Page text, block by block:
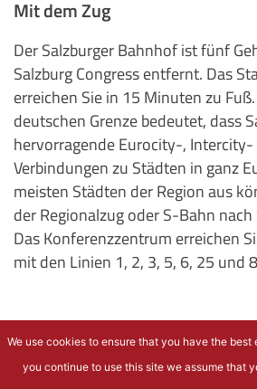
Mit dem Zug
Der Salzburger Bahnhof ist fünf
Salzburg Congress entfernt. Das
erreichen Sie in 15 Minuten zu
deutschen Grenze bedeutet, dass
hervorragende Eurocity-, Intercity-
Verbindungen zu Städten in ganz
meisten Städten der Region aus
der Regionalzug oder S-Bahn
Das Konferenzzentrum erreichen
mit den Linien 1, 2, 3, 5, 6, 25 und
We use cookies to ensure that you have the best
you continue to use this site we assume that